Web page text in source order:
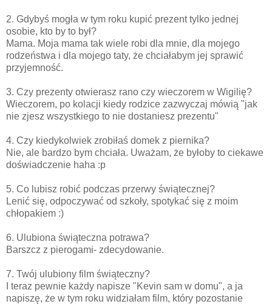
2. Gdybyś mogła w tym roku kupić prezent tylko jednej
osobie, kto by to był?
Mama. Moja mama tak wiele robi dla mnie, dla mojego
rodzeństwa i dla mojego taty, że chciałabym jej sprawić
przyjemność.
3. Czy prezenty otwierasz rano czy wieczorem w Wigilię?
Wieczorem, po kolacji kiedy rodzice zazwyczaj mówią "jak
nie zjesz wszystkiego to nie dostaniesz prezentu"
4. Czy kiedykolwiek zrobiłaś domek z piernika?
Nie, ale bardzo bym chciała. Uważam, że byłoby to ciekawe
doświadczenie haha :p
5. Co lubisz robić podczas przerwy świątecznej?
Lenić się, odpoczywać od szkoły, spotykać się z moim
chłopakiem :)
6. Ulubiona świąteczna potrawa?
Barszcz z pierogami- zdecydowanie.
7. Twój ulubiony film świąteczny?
I teraz pewnie każdy napisze "Kevin sam w domu", a ja
napiszę, że w tym roku widziałam film, który pozostanie